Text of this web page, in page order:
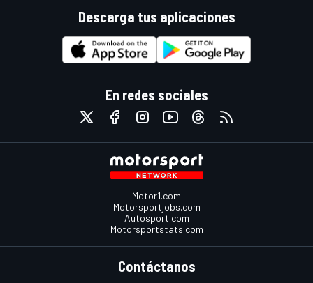
Descarga tus aplicaciones
En redes sociales
Motor1.com
Motorsportjobs.com
Autosport.com
Motorsportstats.com
Contáctanos